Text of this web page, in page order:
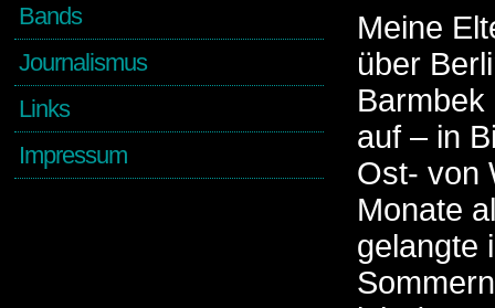
Bands
Journalismus
Links
Impressum
Meine
über
auf – in
Ost- von
Monate
gelangte